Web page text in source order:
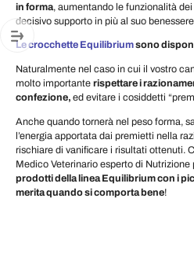
in forma, aumentando le funzionalità
decisivo supporto in più al suo
Le crocchette Equilibriumsono
Naturalmente nel caso in cui il vostro
molto importante rispettare i
confezione, ed evitare i cosiddetti
Anche quando tornerà nel peso forma,
l’energia apportata dai premietti nella
rischiare di vanificare i risultati ottenuti.
Medico Veterinario esperto di Nutrizione
prodotti della linea Equilibrium con i
merita quando si comporta bene!